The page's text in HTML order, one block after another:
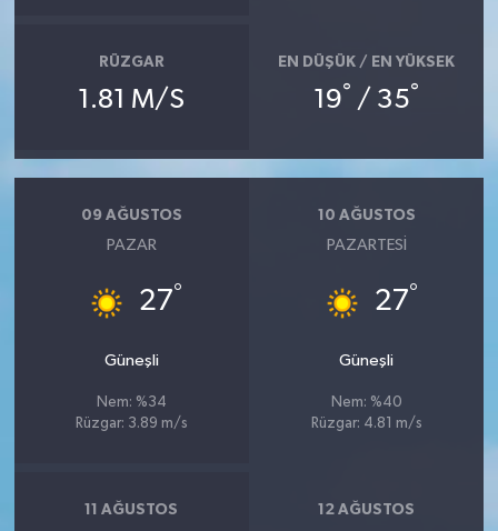
RÜZGAR
1.81 M/S
EN DÜŞÜK / EN YÜKSEK
19° / 35°
09 AĞUSTOS
PAZAR
27°
Güneşli
Nem: %34
Rüzgar: 3.89 m/s
10 AĞUSTOS
PAZARTESI
27°
Güneşli
Nem: %40
Rüzgar: 4.81 m/s
11 AĞUSTOS 12 AĞUSTOS